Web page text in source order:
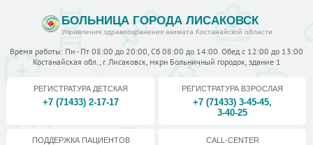
БОЛЬНИЦА ГОРОДА ЛИСАКОВСК
Управления здравоохранения акимата Костанайской области
Время работы: Пн - Пт 08:00 до 20:00, Сб 08:00 до 14:00. Обед с 12:00 до 13:00
Костанайская обл., г. Лисаковск, мкрн Больничный городок, здание 1
РЕГИСТРАТУРА ДЕТСКАЯ
+7 (71433) 2-17-17
РЕГИСТРАТУРА ВЗРОСЛАЯ
+7 (71433) 3-45-45,
3-40-25
ПОДДЕРЖКА ПАЦИЕНТОВ CALL-CENTER